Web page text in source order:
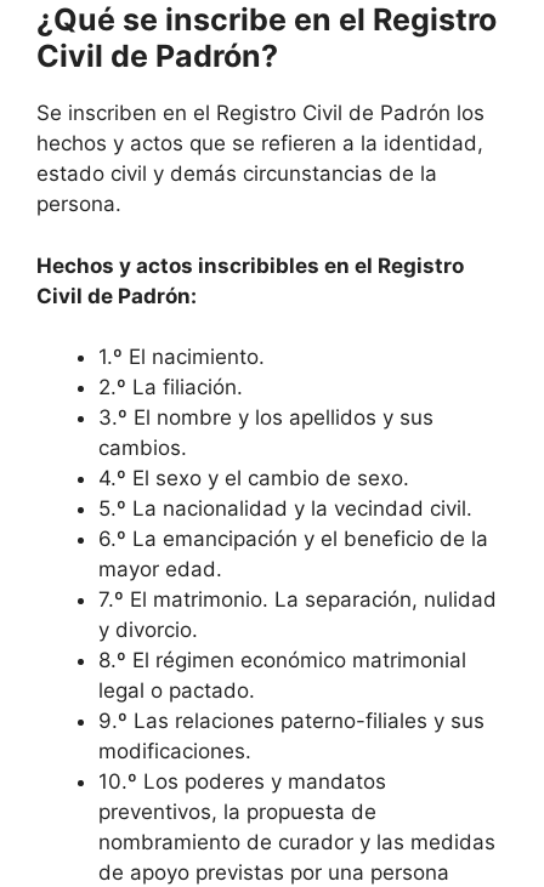
¿Qué se inscribe en el Registro
Civil de Padrón?
Se inscriben en el Registro Civil de Padrón los
hechos y actos que se refieren a la identidad,
estado civil y demás circunstancias de la
persona.
Hechos y actos inscribibles en el Registro
Civil de Padrón:
1.º El nacimiento.
2.º La filiación.
3.º El nombre y los apellidos y sus
cambios.
4.º El sexo y el cambio de sexo.
5.º La nacionalidad y la vecindad civil.
6.º La emancipación y el beneficio de la
mayor edad.
7.º El matrimonio. La separación, nulidad
y divorcio.
8.º El régimen económico matrimonial
legal o pactado.
9.º Las relaciones paterno-filiales y sus
modificaciones.
10.º Los poderes y mandatos
preventivos, la propuesta de
nombramiento de curador y las medidas
de apoyo previstas por una persona